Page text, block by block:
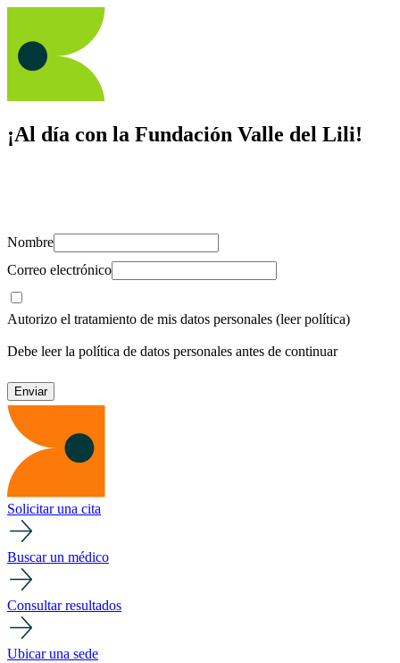
¡Al día con la Fundación Valle del Lili!
Nombre
Correo electrónico
Autorizo el tratamiento de mis datos personales (leer política)
Debe leer la política de datos personales antes de continuar
Solicitar una cita
Buscar un médico
Consultar resultados
Ubicar una sede